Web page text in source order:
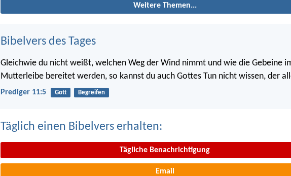
Weitere Themen...
Bibelvers des Tages
Gleichwie du nicht weißt, welchen Weg der Wind nimmt und wie die Gebeine
Mutterleibe bereitet werden, so kannst du auch Gottes Tun nicht wissen, der
Prediger 11:5 Gott Begreifen
Täglich einen Bibelvers erhalten:
Tägliche Benachrichtigung
Email